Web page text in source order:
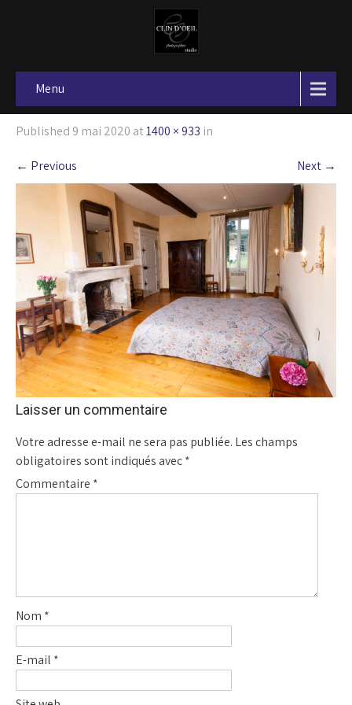
Menu
Published 9 mai 2020 at1400 × 933 in
← Previous Next →
Laisser un commentaire
Votre adresse e-mail ne sera pas publiée. Les champs
obligatoires sont indiqués avec*
Commentaire *
Nom *
E-mail *